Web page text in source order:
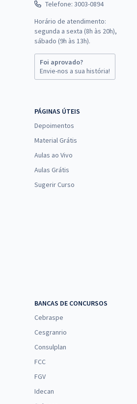
Telefone: 3003-0894
Horário de atendimento:
segunda a sexta (8h às 20h),
sábado (9h às 13h).
Foi aprovado?
Envie-nos a sua história!
PÁGINAS ÚTEIS
Depoimentos
Material Grátis
Aulas ao Vivo
Aulas Grátis
Sugerir Curso
BANCAS DE CONCURSOS
Cebraspe
Cesgranrio
Consulplan
FCC
FGV
Idecan